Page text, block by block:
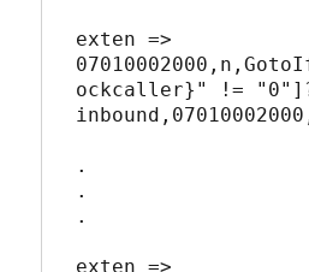
exten =>
ockcaller}" !=
.
.
.
exten =>